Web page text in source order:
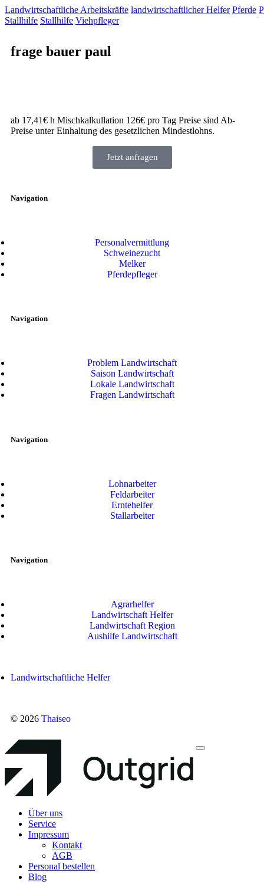
Landwirtschaftliche Arbeitskräfte landwirtschaftlicher Helfer Pferde
Stallhilfe Stallhilfe Viehpfleger
frage bauer paul
ab 17,41€ h Mischkalkullation 126€ pro Tag Preise sind Ab-
Preise unter Einhaltung des gesetzlichen Mindestlohns.
Jetzt anfragen
Navigation
Personalvermittlung
Schweinezucht
Melker
Pferdepfleger
Navigation
Problem Landwirtschaft
Saison Landwirtschaft
Lokale Landwirtschaft
Fragen Landwirtschaft
Navigation
Lohnarbeiter
Feldarbeiter
Erntehelfer
Stallarbeiter
Navigation
Agrarhelfer
Landwirtschaft Helfer
Landwirtschaft Region
Aushilfe Landwirtschaft
© 2026 Thaiseo
Landwirtschaftliche Helfer
Über uns
Service
Impressum
Kontakt
AGB
Personal bestellen
Blog